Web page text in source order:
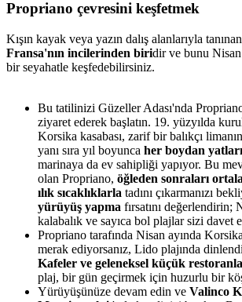
Propriano çevresini keşfetmek
Kışın kayak veya yazın dalış alanlarıyla
Fransa'nın incilerinden biridir ve bunu Nisan
bir seyahatle keşfedebilirsiniz.
Bu tatilinizi Güzeller Adası'nda
ziyaret ederek başlatın. 19. yüzyılda
Korsika kasabası, zarif bir balıkçı
yanı sıra yıl boyunca her boydan
marinaya da ev sahipliği yapıyor. Bu
olan Propriano, öğleden sonraları
ılık sıcaklıklarla tadını çıkarmanızı
yürüyüş yapma fırsatını değerlendirin;
kalabalık ve sayıca bol plajlar sizi davet
Propriano tarafında Nisan ayında
merak ediyorsanız, Lido plajında
Kafeler ve geleneksel küçük
plaj, bir gün geçirmek için huzurlu bir
Yürüyüşünüze devam edin ve Valinco